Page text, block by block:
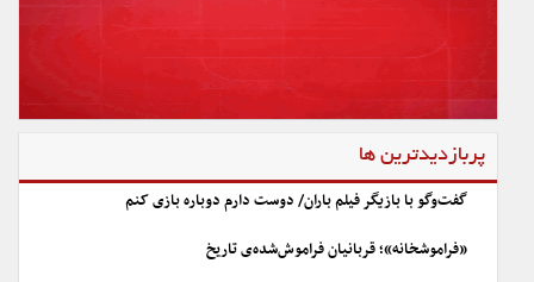
پربازدیدترین ها
گفت‌وگو با بازیگر فیلم باران/ دوست دارم دوباره بازی کنم
«فراموشخانه»؛ قربانیان فراموش‌شده‌ی تاریخ